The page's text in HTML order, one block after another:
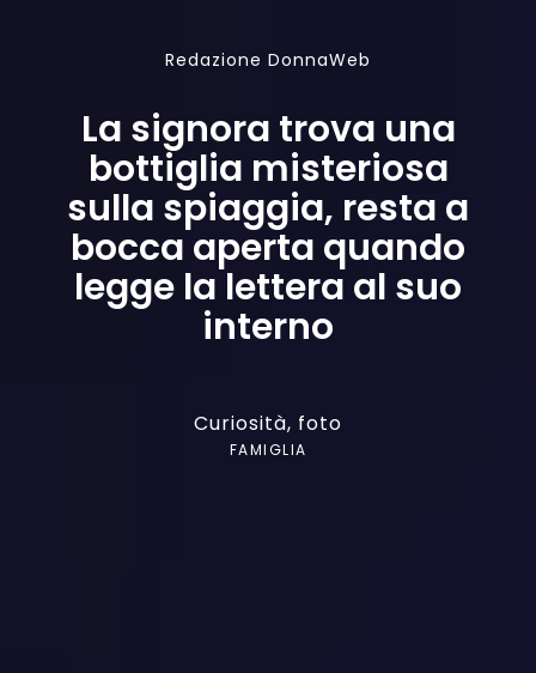
Redazione DonnaWeb
La signora trova una
bottiglia misteriosa
sulla spiaggia, resta a
bocca aperta quando
legge la lettera al suo
interno
Curiosità, foto
FAMIGLIA